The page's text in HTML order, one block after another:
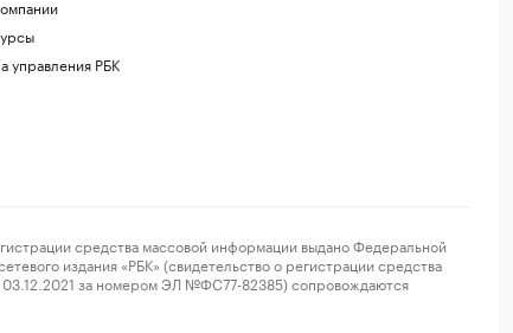
управления РБК
средства массовой информации выдано Федеральной
издания «РБК» (свидетельство о регистрации средства
03.12.2021 за номером ЭЛ №ФС77-82385) сопровождаются